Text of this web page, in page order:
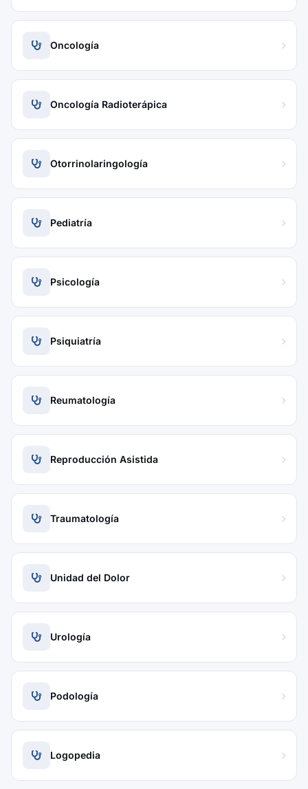
Oncología
Oncología Radioterápica
Otorrinolaringología
Pediatría
Psicología
Psiquiatría
Reumatología
Reproducción Asistida
Traumatología
Unidad del Dolor
Urología
Podología
Logopedia